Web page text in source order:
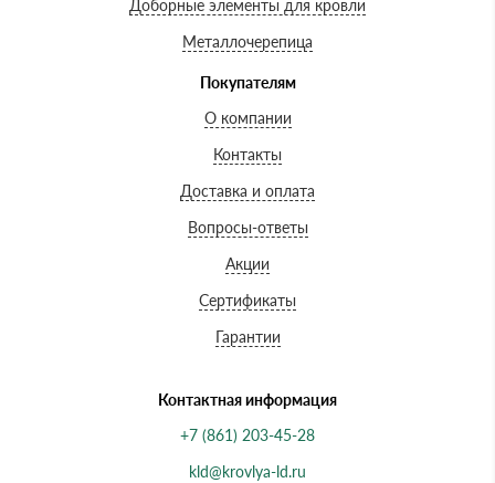
Доборные элементы для кровли
Металлочерепица
Покупателям
О компании
Контакты
Доставка и оплата
Вопросы-ответы
Акции
Сертификаты
Гарантии
Контактная информация
+7 (861) 203-45-28
kld@krovlya-ld.ru